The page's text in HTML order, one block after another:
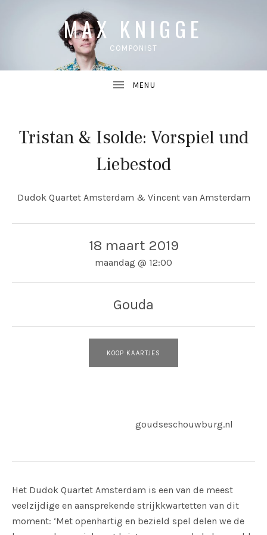
MAX KNIGGE
COMPONIST
Tristan & Isolde: Vorspiel und
Liebestod
Dudok Quartet Amsterdam & Vincent van Amsterdam
18 maart 2019
maandag @ 12:00
Gouda
KOOP KAARTJES
Website:
goudseschouwburg.nl
Het Dudok Quartet Amsterdam is een van de meest
veelzijdige en aansprekende strijkkwartetten van dit
moment: ‘Met openhartig en bezield spel delen we de